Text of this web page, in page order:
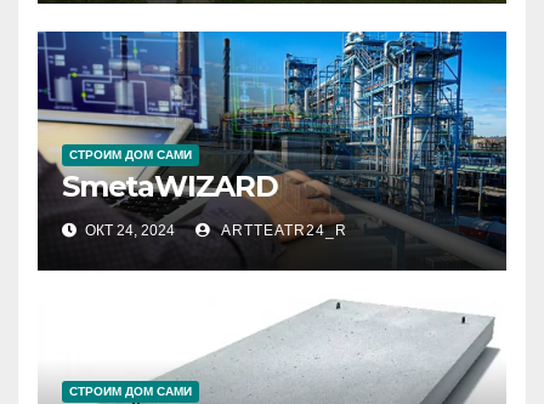
СТРОИМ ДОМ САМИ
SmetaWIZARD
ОКТ 24, 2024 ARTTEATR24_R
СТРОИМ ДОМ САМИ